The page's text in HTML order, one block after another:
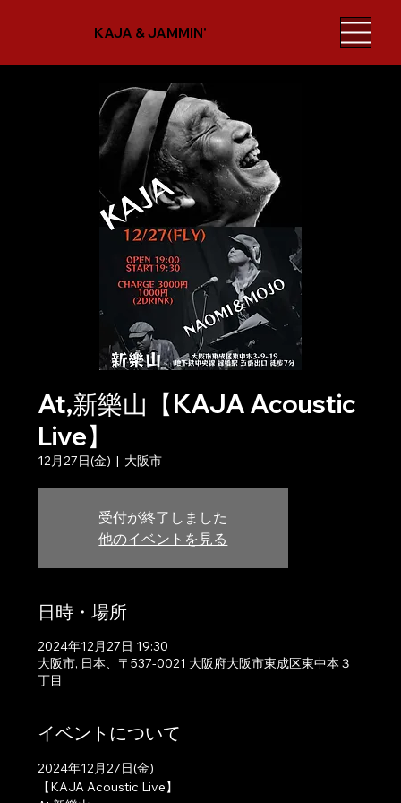
KAJA & JAMMIN'
At,新樂山【KAJA Acoustic
Live】
12月27日(金)
  |
大阪市
受付が終了しました
他のイベントを見る
日時・場所
2024年12月27日 19:30
大阪市, 日本、〒537-0021 大阪府大阪市東成区東中本３
丁目
イベントについて
2024年12月27日(金)
【KAJA Acoustic Live】